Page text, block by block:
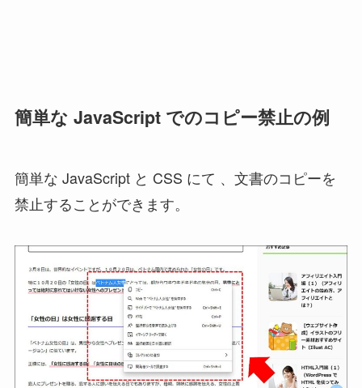
簡単な JavaScript でのコピー禁止の例
簡単な JavaScript と CSS にて 、文書のコピーを
禁止することができます。